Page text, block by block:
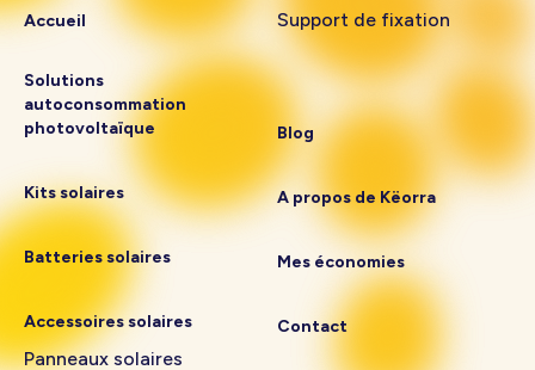
Accueil
Solutions
autoconsommation
photovoltaïque
Kits solaires
Batteries solaires
Accessoires solaires
Panneaux solaires
Support de fixation
Blog
A propos de Këorra
Mes économies
Contact